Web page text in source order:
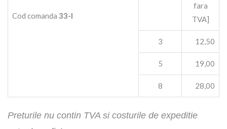
Cod comanda 33-I
fara
TVA]
3 12,50
5 19,00
8 28,00
Preturile nu contin TVA si costurile de expeditie